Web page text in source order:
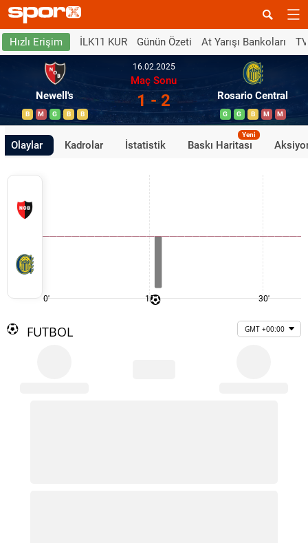
Hızlı Erişim İLK11 KUR Günün Özeti At Yarışı Bankoları
Newell's
B M G B B
16.02.2025
Maç Sonu
1 - 2 Rosario Central
G G B M M
Olaylar Kadrolar İstatistik Baskı Haritası
Yeni
0' 15' 30'
FUTBOL GMT +00:00